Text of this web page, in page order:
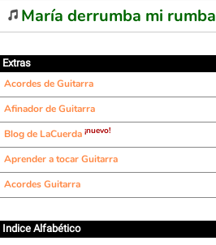
María derrumba mi rumba
Extras
Acordes de Guitarra
Afinador de Guitarra
Blog de LaCuerda ¡nuevo!
Aprender a tocar Guitarra
Acordes Guitarra
Indice Alfabético